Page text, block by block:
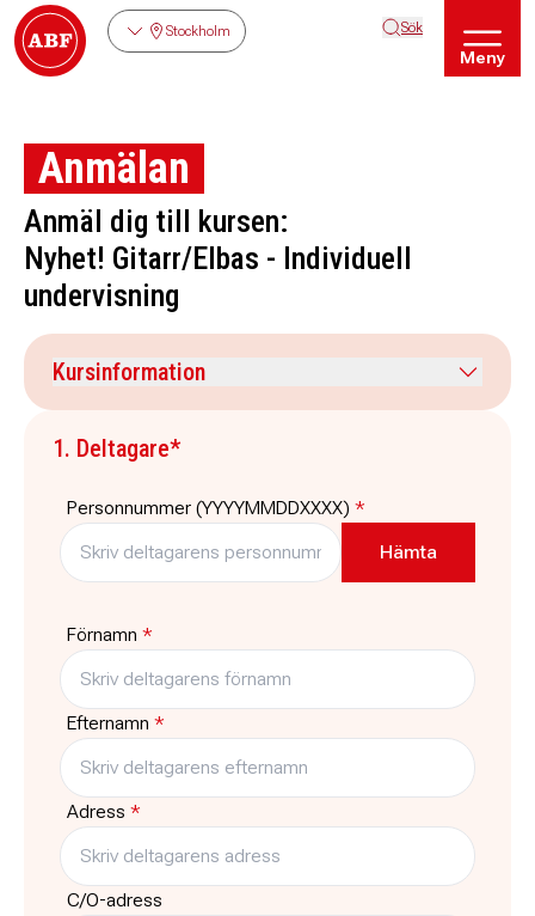
Stockholm Sök
Meny
Anmälan
Anmäl dig till kursen:
Nyhet! Gitarr/Elbas - Individuell
undervisning
Kursinformation
Kursdatum
16 september 2026
Tid
17:15 - 18:00
Plats
ABF-huset, Sveavägen 41
Stockholm
Typ
Kurs 6
1. Deltagare*
Personnummer (YYYYMMDDXXXX) *
Förnamn *
Efternamn *
Adress *
C/O-adress